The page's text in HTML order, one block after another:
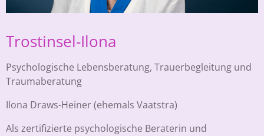
Trostinsel-Ilona
Psychologische Lebensberatung, Trauerbegleitung und
Traumaberatung
Ilona Draws-Heiner (ehemals Vaatstra)
Als zertifizierte psychologische Beraterin und